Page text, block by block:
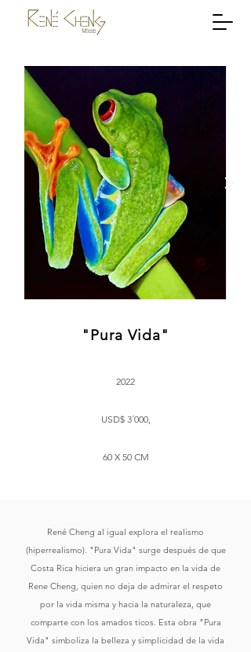
"Pura Vida"
2022
USD$ 3´000,
60 X 50 CM
René Cheng al igual explora el realismo
(hiperrealismo). "Pura Vida" surge después de que
Costa Rica hiciera un gran impacto en la vida de
Rene Cheng, quien no deja de admirar el respeto
por la vida misma y hacia la naturaleza, que
comparte con los amados ticos. Esta obra "Pura
Vida" simboliza la belleza y simplicidad de la vida